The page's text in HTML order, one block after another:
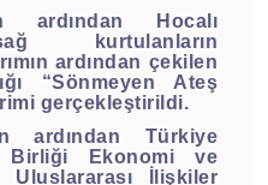
ardından Hocalı
kurtulanların
ardından çekilen
“Sönmeyen Ateş
gerçekleştirildi.
ardından Türkiye
Ekonomi ve
İlişkiler